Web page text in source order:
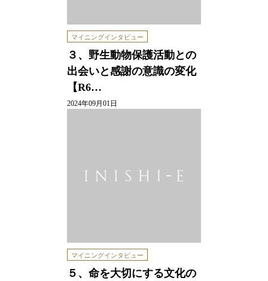
マイニングインタビュー
３、野生動物保護活動との
出会いと感謝の意識の変化
【R6…
2024年09月01日
マイニングインタビュー
５、命を大切にする文化の